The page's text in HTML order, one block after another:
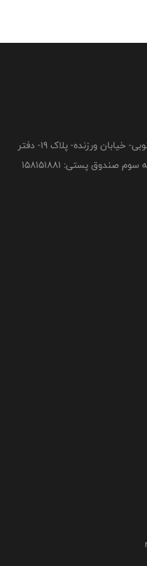
تهران- میدان هفت تیر- خیابان مفتح جنوبی- خیابان ورزنده- پلاک 19- دفتر
پستی: 158151881